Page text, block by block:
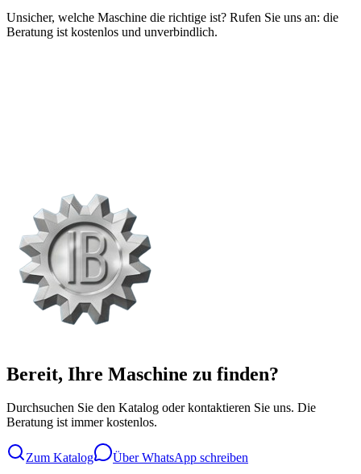
Unsicher, welche Maschine die richtige ist? Rufen Sie uns an: die
Beratung ist kostenlos und unverbindlich.
Bereit, Ihre Maschine zu finden?
Durchsuchen Sie den Katalog oder kontaktieren Sie uns. Die
Beratung ist immer kostenlos.
Zum Katalog
Über WhatsApp schreiben